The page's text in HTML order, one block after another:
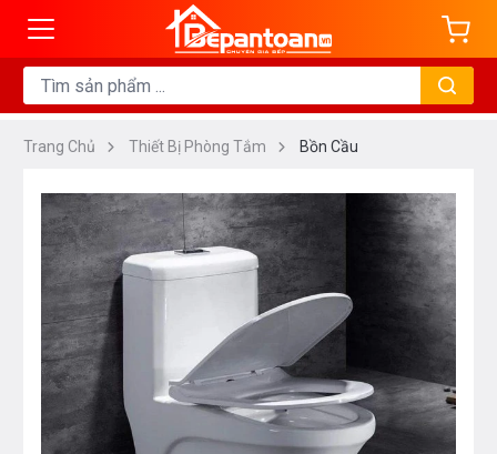
Trang Chủ Thiết Bị Phòng Tắm Bồn Cầu